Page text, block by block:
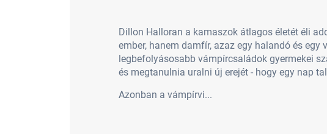
Dillon Halloran a kamaszok átlagos életét éli
ember, hanem damfír, azaz egy halandó és
legbefolyásosabb vámpírcsaládok gyermekei
és megtanulnia uralni új erejét - hogy egy nap
Azonban a vámpírvi...